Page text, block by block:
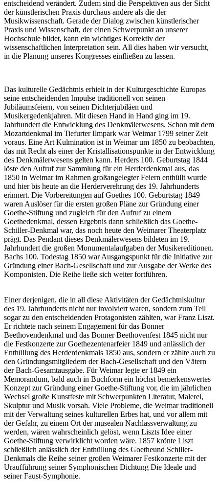
entscheidend verändert. Zudem sind die Perspektiven aus der Sicht
der künstlerischen Praxis durchaus andere als die der
Musikwissenschaft. Gerade der Dialog zwischen künstlerischer
Praxis und Wissenschaft, der einen Schwerpunkt an unserer
Hochschule bildet, kann ein wichtiges Korrektiv der
wissenschaftlichen Interpretation sein. All dies haben wir versucht,
in die Planung unseres Kongresses einfließen zu lassen.
Das kulturelle Gedächtnis erhielt in der Kulturgeschichte Europas
seine entscheidenden Impulse traditionell von seinen
Jubiläumsfeiern, von seinen Dichterjubiläen und
Musikergedenkjahren. Mit diesen Hand in Hand ging im 19.
Jahrhundert die Entwicklung des Denkmälerwesens. Schon mit dem
Mozartdenkmal im Tiefurter Ilmpark war Weimar 1799 seiner Zeit
voraus. Eine Art Kulmination ist in Weimar um 1850 zu beobachten,
das mit Recht als einer der Kristallisationspunkte in der Entwicklung
des Denkmälerwesens gelten kann. Herders 100. Geburtstag 1844
löste den Aufruf zur Sammlung für ein Herderdenkmal aus, das
1850 in Weimar im Rahmen großangelegter Feiern enthüllt wurde
und hier bis heute an die Herderverehrung des 19. Jahrhunderts
erinnert. Die Vorbereitungen auf Goethes 100. Geburtstag 1849
waren Auslöser für die ersten großen Pläne zur Gründung einer
Goethe-Stiftung und zugleich für den Aufruf zu einem
Goethedenkmal, dessen Ergebnis dann schließlich das Goethe-
Schiller-Denkmal war, das noch heute den Weimarer Theaterplatz
prägt. Das Pendant dieses Denkmälerwesens bildeten im 19.
Jahrhundert die großen Monumentalaufgaben der Musikereditionen.
Bachs 100. Todestag 1850 war Ausgangspunkt für die Initiative zur
Gründung einer Bach-Gesellschaft und zur Ausgabe der Werke des
Komponisten. Die Reihe ließe sich weiter fortführen.
Einer derjenigen, die in all diese Aktivitäten der Gedächtniskultur
des 19. Jahrhunderts nicht nur involviert waren, sondern zum Teil
sogar zu den entscheidenden Protagonisten zählten, war Franz Liszt.
Er richtete nach seinem Engagement für das Bonner
Beethovendenkmal und das Bonner Beethovenfest 1845 nicht nur
die Festkonzerte zur Goethezentenarfeier 1849 und anlässlich der
Enthüllung des Herderdenkmals 1850 aus, sondern er zählte auch zu
den Gründungsmitgliedern der Bach-Gesellschaft und den Vätern
der Bach-Gesamtausgabe. Für Weimar legte er 1849 ein
Memorandum, bald auch in Buchform ein höchst bemerkenswertes
Konzept zur Gründung einer Goethe-Stiftung vor, die im jährlichen
Wechsel große Kunstfeste mit Schwerpunkten Literatur, Malerei,
Skulptur und Musik vorsah. Viele Probleme, die Weimar traditionell
mit der Verwaltung seines kulturellen Erbes hat, und vor allem mit
der Gefahr, zu einem Ort der musealen Nachlassverwaltung zu
werden, wären wahrscheinlich gelöst, wenn Liszts Idee einer
Goethe-Stiftung verwirklicht worden wäre. 1857 krönte Liszt
schließlich anlässlich der Enthüllung des Goetheund Schiller-
Denkmals die Reihe seiner großen Weimarer Festkonzerte mit der
Uraufführung seiner Symphonischen Dichtung Die Ideale und
seiner Faust-Symphonie.